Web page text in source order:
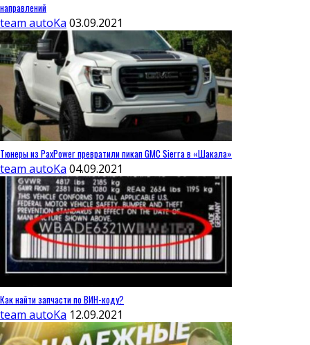
направлений
team autoKa 03.09.2021
Тюнеры из PaxPower превратили пикап GMC Sierra в «Шакала»
team autoKa 04.09.2021
Как найти запчасти по ВИН-коду?
team autoKa 12.09.2021